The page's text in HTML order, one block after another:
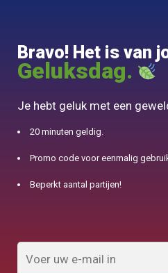
10% aangeboden voor 50€
Bravo! Het is van
Geluksdag.
Je hebt geluk met een
20 minuten geldig.
Promo code voor eenmalig
Beperkt aantal partijen!